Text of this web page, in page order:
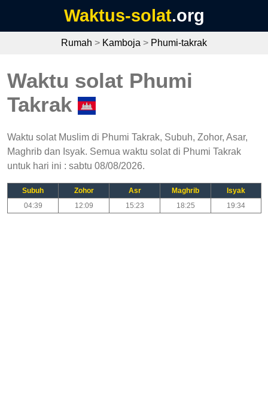
Waktus-solat.org
Rumah > Kamboja > Phumi-takrak
Waktu solat Phumi
Takrak
Waktu solat Muslim di Phumi Takrak, Subuh, Zohor, Asar,
Maghrib dan Isyak. Semua waktu solat di Phumi Takrak
untuk hari ini : sabtu 08/08/2026.
Subuh Zohor Asr Maghrib
Isyak
04:39
12:09 15:23 18:25 19:34